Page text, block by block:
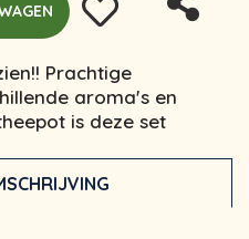
Prachtige
aroma's en
is deze set